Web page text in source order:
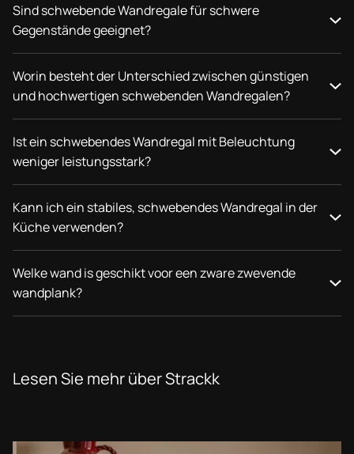
Sind schwebende Wandregale für schwere
Gegenstände geeignet?
Worin besteht der Unterschied zwischen günstigen
und hochwertigen schwebenden Wandregalen?
Ist ein schwebendes Wandregal mit Beleuchtung
weniger leistungsstark?
Kann ich ein stabiles, schwebendes Wandregal in der
Küche verwenden?
Welke wand is geschikt voor een zware zwevende
wandplank?
Lesen Sie mehr über Strackk